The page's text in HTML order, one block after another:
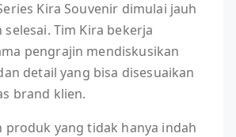
Kira Souvenir dimulai jauh
Tim Kira bekerja
pengrajin mendiskusikan
detail yang bisa disesuaikan
brand klien.
produk yang tidak hanya indah